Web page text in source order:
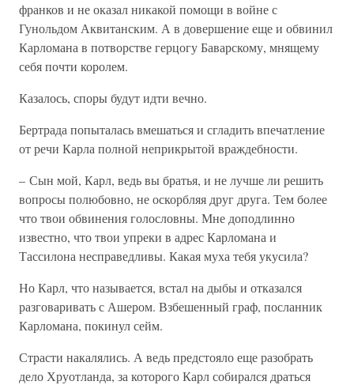
франков и не оказал никакой помощи в войне с
Гунольдом Аквитанским. А в довершение еще и обвинил
Карломана в потворстве герцогу Баварскому, мнящему
себя почти королем.
Казалось, споры будут идти вечно.
Бертрада попыталась вмешаться и сгладить впечатление
от речи Карла полной неприкрытой враждебности.
– Сын мой, Карл, ведь вы братья, и не лучше ли решить
вопросы полюбовно, не оскорбляя друг друга. Тем более
что твои обвинения голословны. Мне доподлинно
известно, что твои упреки в адрес Карломана и
Тассилона несправедливы. Какая муха тебя укусила?
Но Карл, что называется, встал на дыбы и отказался
разговаривать с Ашером. Взбешенный граф, посланник
Карломана, покинул сейм.
Страсти накалялись. А ведь предстояло еще разобрать
дело Хруотланда, за которого Карл собирался драться